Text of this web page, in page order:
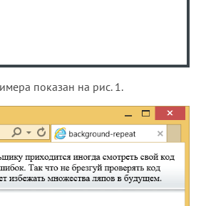
показан на рис. 1.